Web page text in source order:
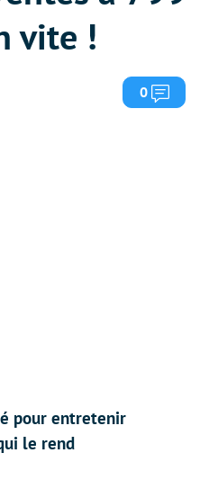
vite !
0
pour entretenir
le rend